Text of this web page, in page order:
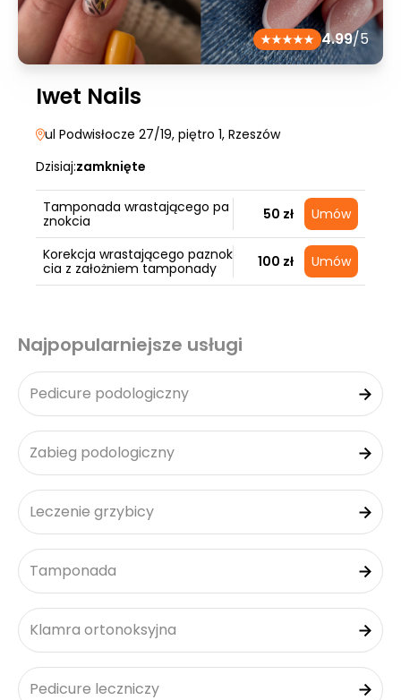
4.99/5
Iwet Nails
ul Podwisłocze 27/19, piętro 1, Rzeszów
Dzisiaj:zamknięte
Tamponada wrastającego pa
znokcia
50 zł Umów
Korekcja wrastającego paznok
cia z założniem tamponady
100 zł Umów
Najpopularniejsze usługi
Pedicure podologiczny
Zabieg podologiczny
Leczenie grzybicy
Tamponada
Klamra ortonoksyjna
Pedicure leczniczy